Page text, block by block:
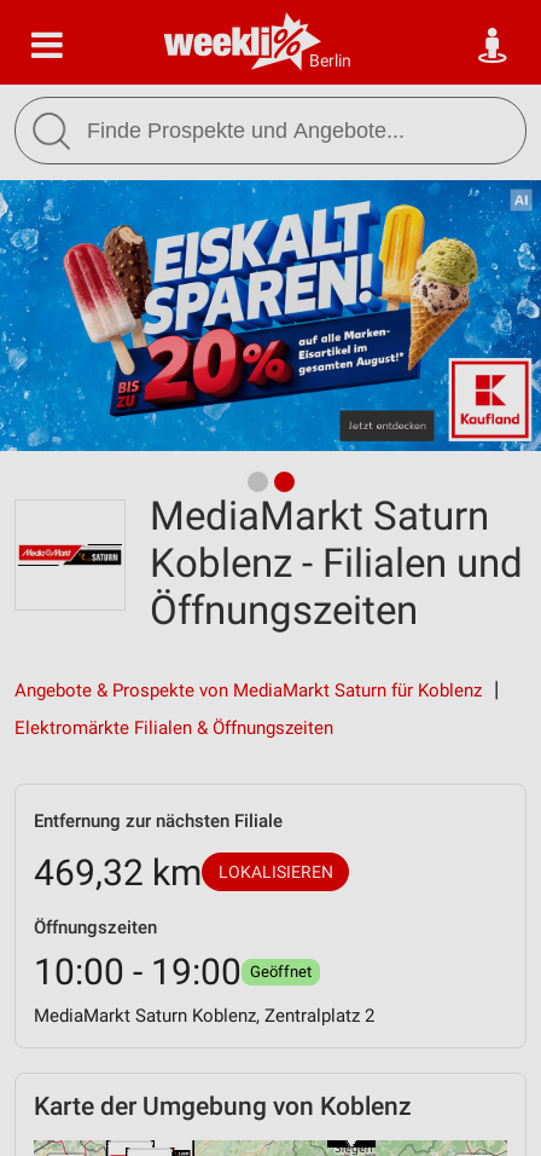
Berlin
MediaMarkt Saturn
Koblenz - Filialen und
Öffnungszeiten
Angebote & Prospekte von MediaMarkt Saturn für Koblenz
Elektromärkte Filialen & Öffnungszeiten
Entfernung zur nächsten Filiale
469,32 km LOKALISIEREN
Öffnungszeiten
10:00 - 19:00 Geöffnet
MediaMarkt Saturn Koblenz, Zentralplatz 2
Karte der Umgebung von Koblenz